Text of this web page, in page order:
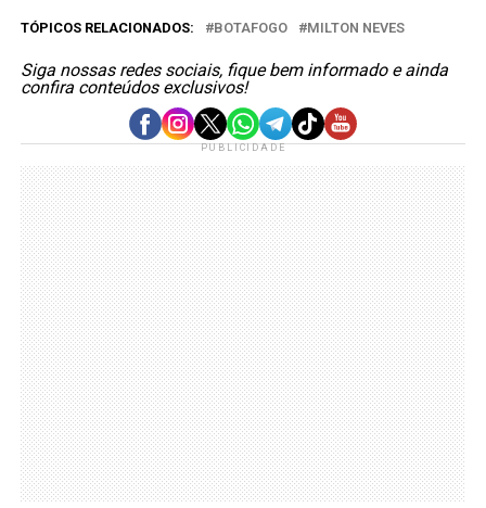
TÓPICOS RELACIONADOS: BOTAFOGO MILTON NEVES
Siga nossas redes sociais, fique bem informado e ainda
confira conteúdos exclusivos!
PUBLICIDADE